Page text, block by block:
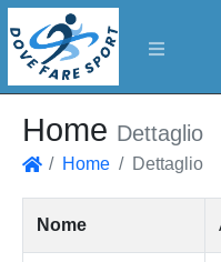
Home Dettaglio
Home Dettaglio
Nome